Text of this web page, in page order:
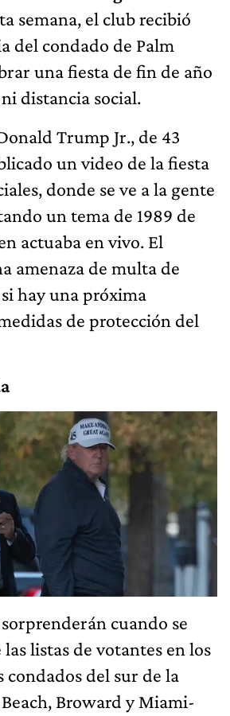
semana, el club recibió
del condado de Palm
una fiesta de fin de año
distancia social.
Trump Jr., de 43
un video de la fiesta
donde se ve a la gente
un tema de 1989 de
actuaba en vivo. El
amenaza de multa de
hay una próxima
de protección del
cuando se
listas de votantes en los
del sur de la
Broward y Miami-